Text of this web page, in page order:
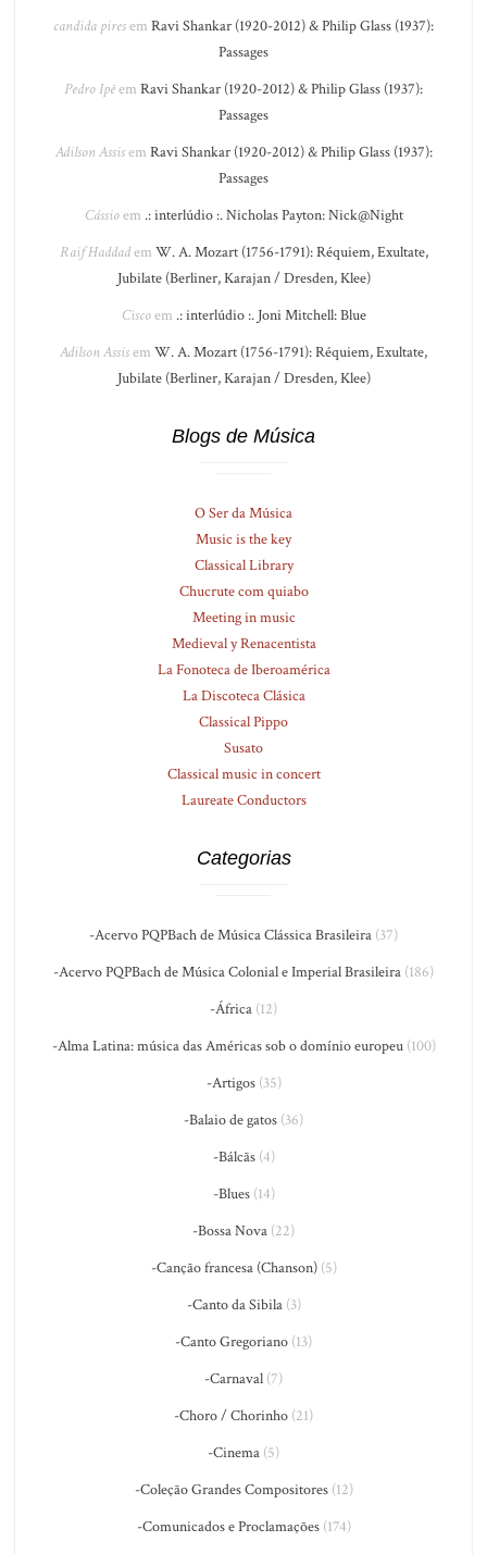
candida piresem Ravi Shankar (1920-2012) & Philip Glass (1937):
Passages
Pedro Ipêem Ravi Shankar (1920-2012) & Philip Glass (1937):
Passages
Adilson Assisem Ravi Shankar (1920-2012) & Philip Glass (1937):
Passages
Cássioem .: interlúdio :. Nicholas Payton: Nick@Night
Raif Haddadem W. A. Mozart (1756-1791): Réquiem, Exultate,
Jubilate (Berliner, Karajan / Dresden, Klee)
Ciscoem .: interlúdio :. Joni Mitchell: Blue
Adilson Assisem W. A. Mozart (1756-1791): Réquiem, Exultate,
Jubilate (Berliner, Karajan / Dresden, Klee)
Blogs de Música
O Ser da Música
Music is the key
Classical Library
Chucrute com quiabo
Meeting in music
Medieval y Renacentista
La Fonoteca de Iberoamérica
La Discoteca Clásica
Classical Pippo
Susato
Classical music in concert
Laureate Conductors
Categorias
-Acervo PQPBach de Música Clássica Brasileira (37)
-Acervo PQPBach de Música Colonial e Imperial Brasileira (186)
-África (12)
-Alma Latina: música das Américas sob o domínio europeu(100)
-Artigos(35)
-Balaio de gatos (36)
-Bálcãs(4)
-Blues(14)
-Bossa Nova (22)
-Canção francesa (Chanson)(5)
-Canto da Sibila(3)
-Canto Gregoriano (13)
-Carnaval (7)
-Choro / Chorinho (21)
-Cinema (5)
-Coleção Grandes Compositores(12)
-Comunicados e Proclamações(174)